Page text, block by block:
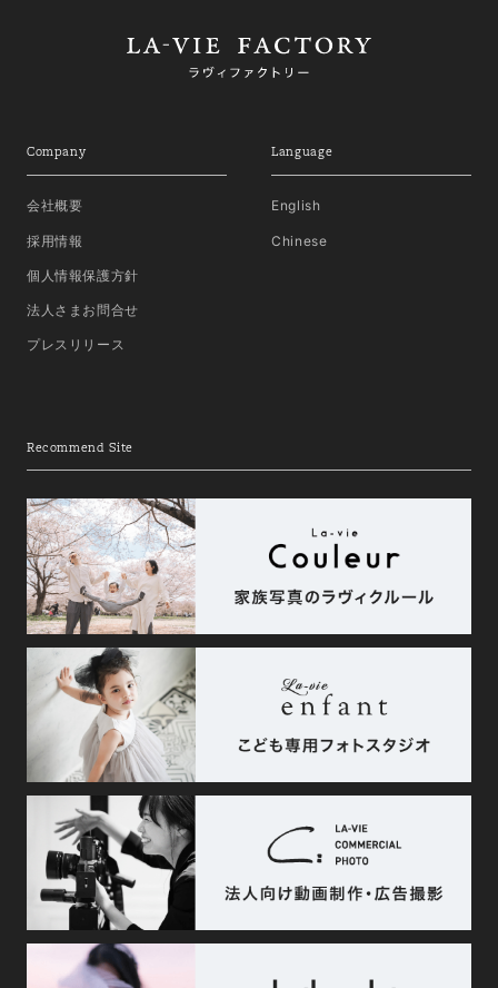
Company
会社概要
採用情報
個人情報保護方針
法人さまお問合せ
プレスリリース
Language
English
Chinese
Recommend Site